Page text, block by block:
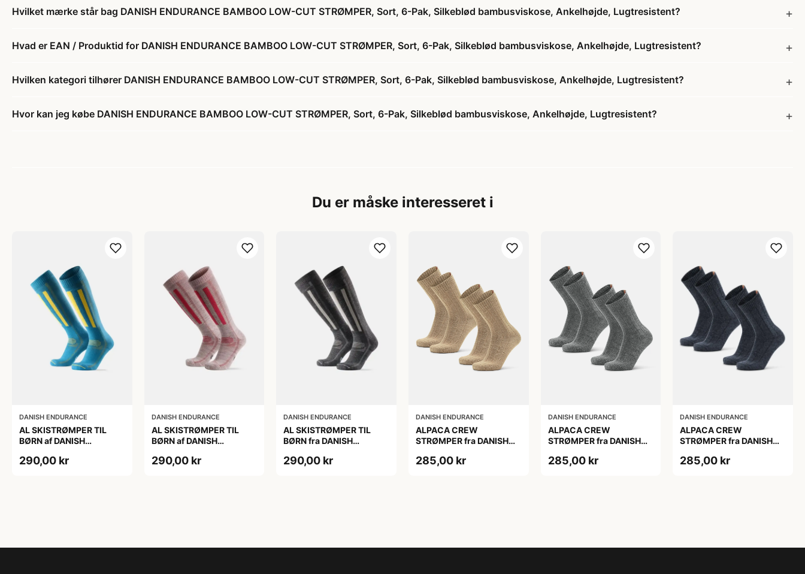
Hvilket mærke står bag DANISH ENDURANCE BAMBOO LOW-CUT STRØMPER, Sort, 6-Pak, Silkeblød bambusviskose, Ankelhøjde, Lugtresistent?
Hvad er EAN / Produktid for DANISH ENDURANCE BAMBOO LOW-CUT STRØMPER, Sort, 6-Pak, Silkeblød bambusviskose, Ankelhøjde, Lugtresistent?
Hvilken kategori tilhører DANISH ENDURANCE BAMBOO LOW-CUT STRØMPER, Sort, 6-Pak, Silkeblød bambusviskose, Ankelhøjde, Lugtresistent?
Hvor kan jeg købe DANISH ENDURANCE BAMBOO LOW-CUT STRØMPER, Sort, 6-Pak, Silkeblød bambusviskose, Ankelhøjde, Lugtresistent?
Du er måske interesseret i
DANISH ENDURANCE
AL SKISTRØMPER TIL
BØRN af DANISH
35-38
290,00 kr
DANISH ENDURANCE
AL SKISTRØMPER TIL
BØRN af DANISH
Lysegrå/Lyserød, 35-38
290,00 kr
DANISH ENDURANCE
AL SKISTRØMPER TIL
BØRN fra DANISH
Mørkegrå/Lysegrå, 35-38
290,00 kr
DANISH ENDURANCE
ALPACA CREW
STRØMPER fra DANISH
38, Varm og åndbar
285,00 kr
DANISH ENDURANCE
ALPACA CREW
STRØMPER fra DANISH
38, Varm og åndbar
285,00 kr
DANISH ENDURANCE
ALPACA CREW
STRØMPER fra DANISH
38, Varm og åndbar
285,00 kr